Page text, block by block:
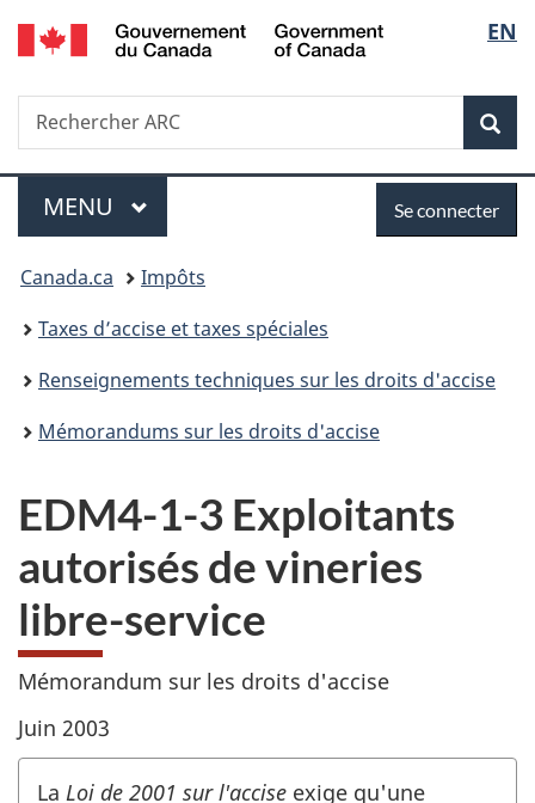
Passer
au
Passer
à
du
Passer
à
simplifiée
de
la
EN
Recherche
Rechercher
ARC
Menu
MENU PRINCIPAL
connecter
Se connecter
Vous
êtes
ici :
Canada.ca
Impôts
Taxes d’accise et taxes spéciales
Renseignements techniques sur les droits d'accise
Mémorandums sur les droits d'accise
EDM4-1-3 Exploitants
autorisés de vineries
libre-service
Mémorandum sur les droits d'accise
Juin 2003
La Loi de 2001 sur l'accise exige qu'une